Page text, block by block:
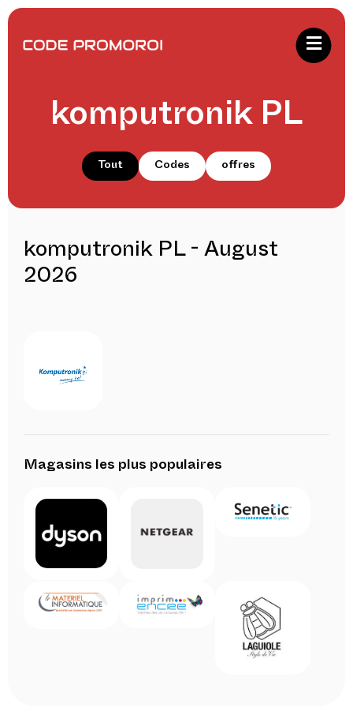
komputronik PL
Tout Codes offres
komputronik PL - August
2026
Magasins les plus populaires